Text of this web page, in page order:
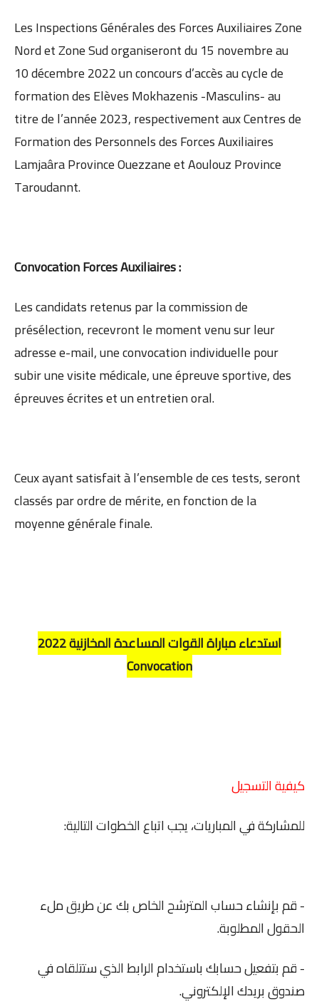
Les Inspections Générales des Forces Auxiliaires Zone
Nord et Zone Sud organiseront du 15 novembre au
10 décembre 2022 un concours d’accès au cycle de
formation des Elèves Mokhazenis -Masculins- au
titre de l’année 2023, respectivement aux Centres de
Formation des Personnels des Forces Auxiliaires
Lamjaâra Province Ouezzane et Aoulouz Province
Taroudannt.
Convocation Forces Auxiliaires :
Les candidats retenus par la commission de
présélection, recevront le moment venu sur leur
adresse e-mail, une convocation individuelle pour
subir une visite médicale, une épreuve sportive, des
épreuves écrites et un entretien oral.
Ceux ayant satisfait à l’ensemble de ces tests, seront
classés par ordre de mérite, en fonction de la
moyenne générale finale.
استدعاء مباراة القوات المساعدة المخازنية 2022
Convocation
كيفية التسجيل
للمشاركة في المباريات، يجب اتباع الخطوات التالية:
- قم بإنشاء حساب المترشح الخاص بك عن طريق ملء
الحقول المطلوبة.
- قم بتفعيل حسابك باستخدام الرابط الذي ستتلقاه في
صندوق بريدك الإلكتروني.